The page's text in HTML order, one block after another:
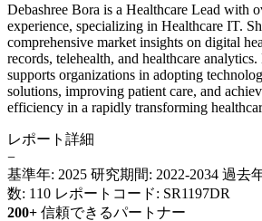
Debashree Bora is a Healthcare Lead with
experience, specializing in Healthcare IT.
comprehensive market insights on digital
records, telehealth, and healthcare analytics.
supports organizations in adopting
solutions, improving patient care, and
efficiency in a rapidly transforming
レポート詳細
−
基準年: 2025 研究期間: 2022-2034 過去
数: 110 レポートコード: SR1197DR
200+ 信頼できるパートナー